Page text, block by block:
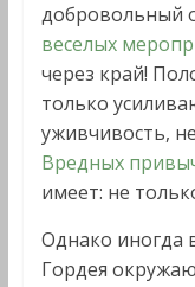
добровольный
веселых
через край!
только
уживчивость,
Вредных
имеет: не
Однако иногда
Гордея